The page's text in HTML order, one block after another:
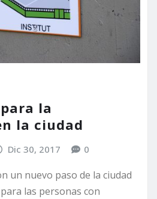
la
la ciudad
Dic 30, 2017 0
un nuevo paso de la ciudad
las personas con